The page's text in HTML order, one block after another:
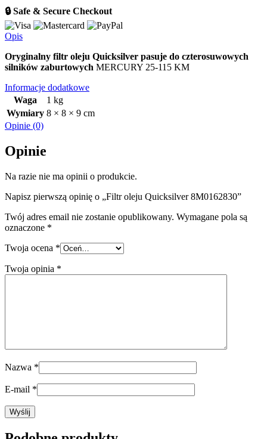
🔒 Safe & Secure Checkout
Opis
Oryginalny filtr oleju Quicksilver pasuje do czterosuwowych
silników zaburtowych MERCURY 25-115 KM
Informacje dodatkowe
Waga
1 kg
Wymiary 8 × 8 × 9 cm
Opinie (0)
Opinie
Na razie nie ma opinii o produkcie.
Napisz pierwszą opinię o „Filtr oleju Quicksilver 8M0162830”
Twój adres email nie zostanie opublikowany. Wymagane pola są
oznaczone *
Twoja ocena *
Twoja opinia *
Nazwa *
E-mail *